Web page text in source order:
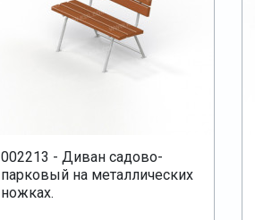
002213 - Диван садово-
парковый на металлических
ножках.